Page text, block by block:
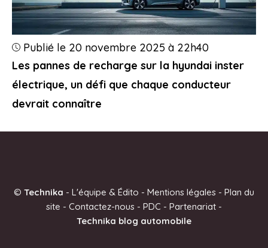
Les pannes de recharge sur la hyundai inster
électrique, un défi que chaque conducteur
devrait connaître
Publié le 20 novembre 2025 à 22h40
© Technika - L'équipe & Édito - Mentions légales - Plan du
site - Contactez-nous - PDC - Partenariat -
Technika blog automobile